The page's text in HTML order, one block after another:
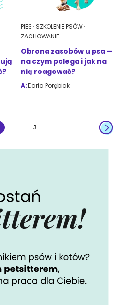
PIES SZKOLENIE PSÓW
ZACHOWANIE
Obrona zasobów u psa —
na czym polega i jak na
nią reagować?
A:Daria Porębiak
... 3